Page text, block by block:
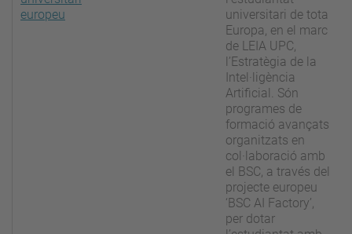
europeu
universitari de tota
Europa, en el marc
de LEIA UPC,
l’Estratègia de la
Intel·ligència
Artificial. Són
programes de
formació avançats
organitzats en
col·laboració amb
el BSC, a través del
projecte europeu
‘BSC AI Factory’,
per dotar